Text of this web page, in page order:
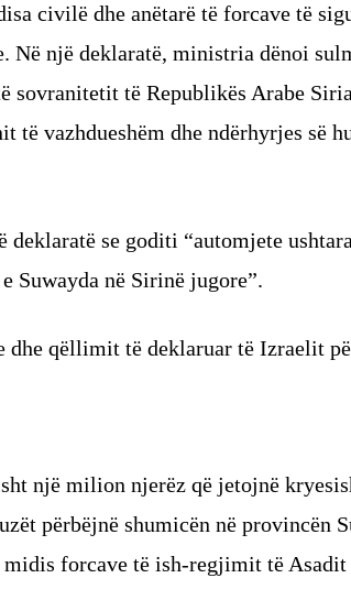
civilë dhe anëtarë të forcave të
Në një deklaratë, ministria dënoi
sovranitetit të Republikës Arabe
të vazhdueshëm dhe ndërhyrjes së
se goditi “automjete
Suwayda në Sirinë jugore”.
dhe qëllimit të deklaruar të Izraelit
një milion njerëz që jetojnë
përbëjnë shumicën në provincën
forcave të ish-regjimit të Asadit